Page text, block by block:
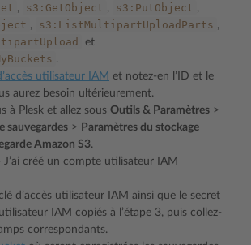
, s3:GetObject , s3:PutObject ,
, s3:ListMultipartUploadParts ,
et
.
utilisateur IAM et notez-en l’ID et le
aurez besoin ultérieurement.
à Plesk et allez sous Outils & Paramètres >
sauvegardes > Paramètres du stockage
Amazon S3.
créé un compte utilisateur IAM
d’accès utilisateur IAM ainsi que le secret
IAM copiés à l’étape 3, puis collez-
correspondants.